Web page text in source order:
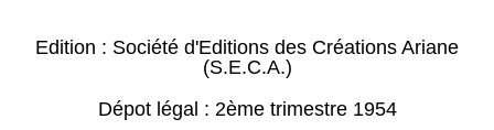
Edition : Société d'Editions des Créations Ariane
(S.E.C.A.)
Dépot légal : 2ème trimestre 1954